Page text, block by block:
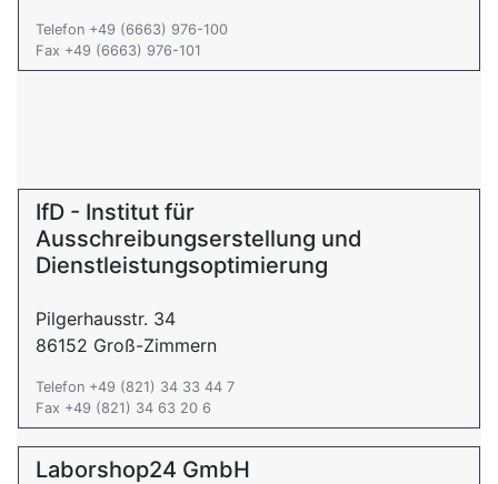
Telefon +49 (6663) 976-100
Fax +49 (6663) 976-101
IfD - Institut für
Ausschreibungserstellung und
Dienstleistungsoptimierung
Pilgerhausstr. 34
86152 Groß-Zimmern
Telefon +49 (821) 34 33 44 7
Fax +49 (821) 34 63 20 6
Laborshop24 GmbH